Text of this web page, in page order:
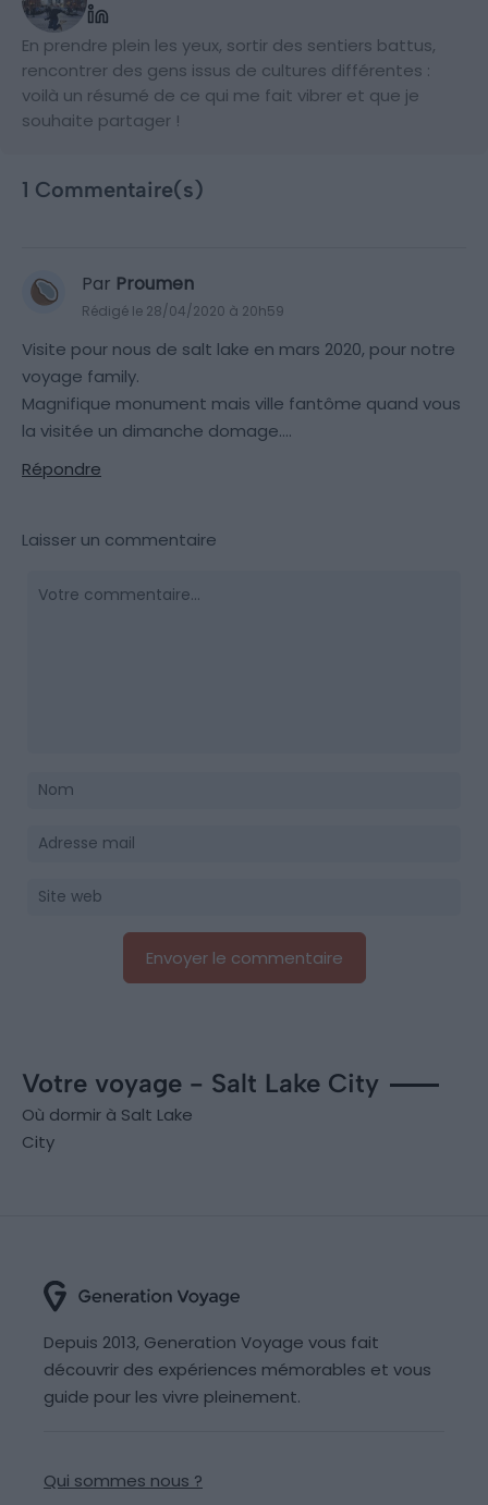
En prendre plein les yeux, sortir des sentiers battus,
rencontrer des gens issus de cultures différentes :
voilà un résumé de ce qui me fait vibrer et que je
souhaite partager !
1 Commentaire(s)
Par Proumen
Rédigé le 28/04/2020 à 20h59
Visite pour nous de salt lake en mars 2020, pour notre
voyage family.
Magnifique monument mais ville fantôme quand vous
la visitée un dimanche domage….
Répondre
Laisser un commentaire
Votre voyage - Salt Lake City
Où dormir à Salt Lake
City
Depuis 2013, Generation Voyage vous fait
découvrir des expériences mémorables et vous
guide pour les vivre pleinement.
Qui sommes nous ?